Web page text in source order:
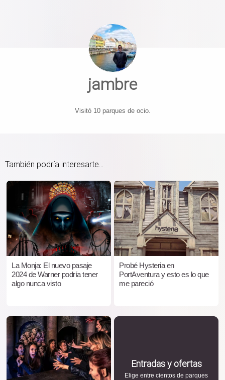
jambre
Visitó 10 parques de ocio.
También podría interesarte...
La Monja: El nuevo pasaje
2024 de Warner podría tener
algo nunca visto
Probé Hysteria en
PortAventura y esto es lo que
me pareció
Entradas y ofertas
Elige entre cientos de parques